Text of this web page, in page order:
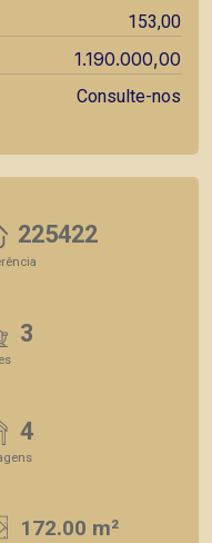
153,00
1.190.000,00
Consulte-nos
225422
3
4
172.00 m²